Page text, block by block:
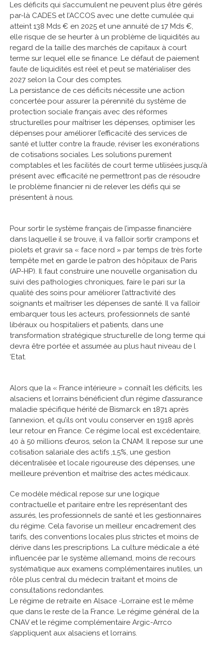
Les déficits qui s’accumulent ne peuvent plus être gérés
par-là CADES et l’ACCOS avec une dette cumulée qui
atteint 138 Mds € en 2025 et une annuité de 17 Mds €,
elle risque de se heurter à un problème de liquidités au
regard de la taille des marchés de capitaux à court
terme sur lequel elle se finance. Le défaut de paiement
faute de liquidités est réel et peut se matérialiser des
2027 selon la Cour des comptes.
La persistance de ces déficits nécessite une action
concertée pour assurer la pérennité du système de
protection sociale français avec des réformes
structurelles pour maîtriser les dépenses, optimiser les
dépenses pour améliorer l’efficacité des services de
santé et lutter contre la fraude, réviser les exonérations
de cotisations sociales. Les solutions purement
comptables et les facilités de court terme utilisées jusqu’à
présent avec efficacité ne permettront pas de résoudre
le problème financier ni de relever les défis qui se
présentent à nous.
Pour sortir le système français de l’impasse financière
dans laquelle il se trouve, il va falloir sortir crampons et
piolets et gravir sa « face nord » par temps de très forte
tempête met en garde le patron des hôpitaux de Paris
(AP-HP). Il faut construire une nouvelle organisation du
suivi des pathologies chroniques, faire le pari sur la
qualité des soins pour améliorer l’attractivité des
soignants et maîtriser les dépenses de santé. Il va falloir
embarquer tous les acteurs, professionnels de santé
libéraux ou hospitaliers et patients, dans une
transformation stratégique structurelle de long terme qui
devra être portée et assumée au plus haut niveau de l
‘Etat.
Alors que la « France intérieure » connaît les déficits, les
alsaciens et lorrains bénéficient d’un régime d’assurance
maladie spécifique hérité de Bismarck en 1871 après
l’annexion, et qu’ils ont voulu conserver en 1918 après
leur retour en France. Ce régime local est excédentaire,
40 à 50 millions d’euros, selon la CNAM. Il repose sur une
cotisation salariale des actifs ,1,5%, une gestion
décentralisée et locale rigoureuse des dépenses, une
meilleure prévention et maîtrise des actes médicaux.
Ce modèle médical repose sur une logique
contractuelle et paritaire entre les représentant des
assurés, les professionnels de santé et les gestionnaires
du régime. Cela favorise un meilleur encadrement des
tarifs, des conventions locales plus strictes et moins de
dérive dans les prescriptions. La culture médicale a été
influencée par le système allemand, moins de recours
systématique aux examens complémentaires inutiles, un
rôle plus central du médecin traitant et moins de
consultations redondantes.
Le régime de retraite en Alsace -Lorraine est le même
que dans le reste de la France. Le régime général de la
CNAV et le régime complémentaire Argic-Arrco
s’appliquent aux alsaciens et lorrains.